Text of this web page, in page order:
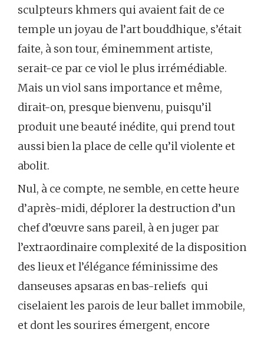
sculpteurs khmers qui avaient fait de ce
temple un joyau de l’art bouddhique, s’était
faite, à son tour, éminemment artiste,
serait-ce par ce viol le plus irrémédiable.
Mais un viol sans importance et même,
dirait-on, presque bienvenu, puisqu’il
produit une beauté inédite, qui prend tout
aussi bien la place de celle qu’il violente et
abolit.
Nul, à ce compte, ne semble, en cette heure
d’après-midi, déplorer la destruction d’un
chef d’œuvre sans pareil, à en juger par
l’extraordinaire complexité de la disposition
des lieux et l’élégance féminissime des
danseuses apsaras en bas-reliefs qui
ciselaient les parois de leur ballet immobile,
et dont les sourires émergent, encore